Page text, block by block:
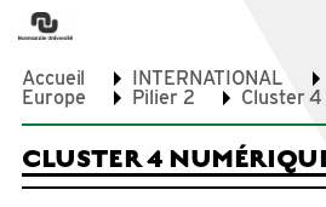
Accueil INTERNATIONAL
Europe
Pilier 2 Cluster
CLUSTER 4